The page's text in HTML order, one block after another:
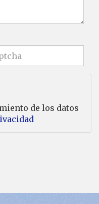
de los datos